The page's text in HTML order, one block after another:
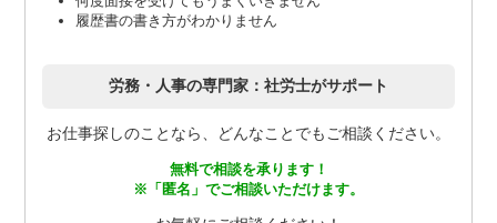
履歴書の書き方がわかりません
労務・人事の専門家：社労士がサポート
お仕事探しのことなら、どんなことでもご相談ください。
無料で相談を承ります！
※「匿名」でご相談いただけます。